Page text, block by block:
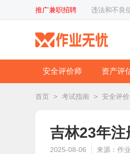
推广兼职招聘 违法和不良
安全评价师 资产评
首页 > 考试指南 > 安全评
吉林23年注
2025-08-06 来源：作